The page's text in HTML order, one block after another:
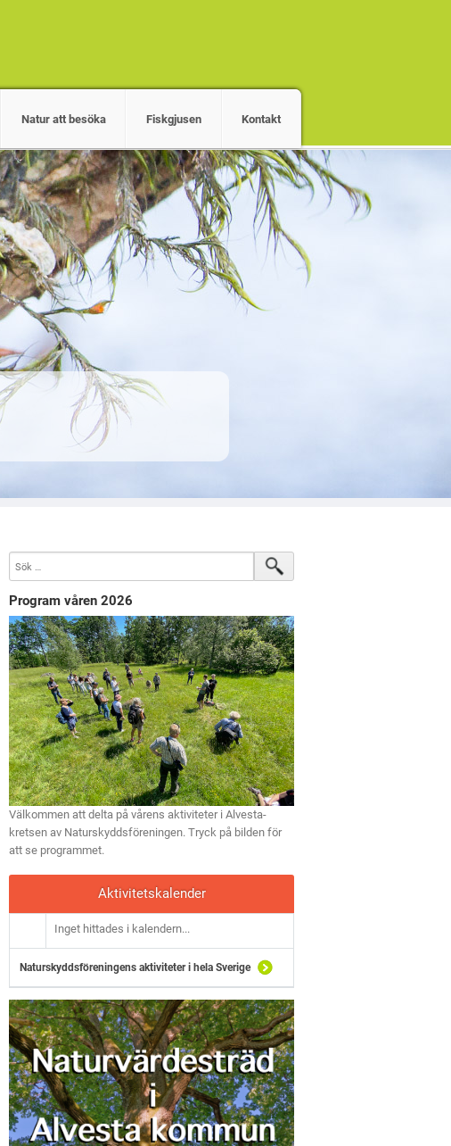
Natur att besöka Fiskgjusen Kontakt
Program våren 2026
Välkommen att delta på vårens aktiviteter i Alvesta-
kretsen av Naturskyddsföreningen. Tryck på bilden för
att se programmet.
Aktivitetskalender
Inget hittades i kalendern...
Naturskyddsföreningens aktiviteter i hela Sverige